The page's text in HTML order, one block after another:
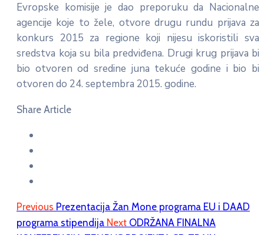
Evropske komisije je dao preporuku da Nacionalne
agencije koje to žele, otvore drugu rundu prijava za
konkurs 2015 za regione koji nijesu iskoristili sva
sredstva koja su bila predviđena. Drugi krug prijava bi
bio otvoren od sredine juna tekuće godine i bio bi
otvoren do 24. septembra 2015. godine.
Share Article
Previous Prezentacija Žan Mone programa EU i DAAD
programa stipendija Next ODRŽANA FINALNA